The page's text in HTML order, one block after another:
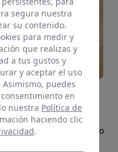
reciclado de Cover
quienes buscan diseño
segura nuestra
su contenido.
para medir y
que realizas y
a tus gustos y
y aceptar el uso
puedes
en
nuestra Política de
haciendo clic
.